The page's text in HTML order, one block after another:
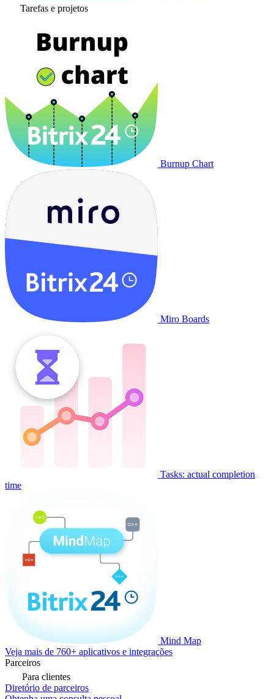
Tarefas e projetos
Burnup Chart
Miro Boards
Tasks: actual completion
time
Mind Map
Veja mais de 760+ aplicativos e integrações
Parceiros
Para clientes
Diretório de parceiros